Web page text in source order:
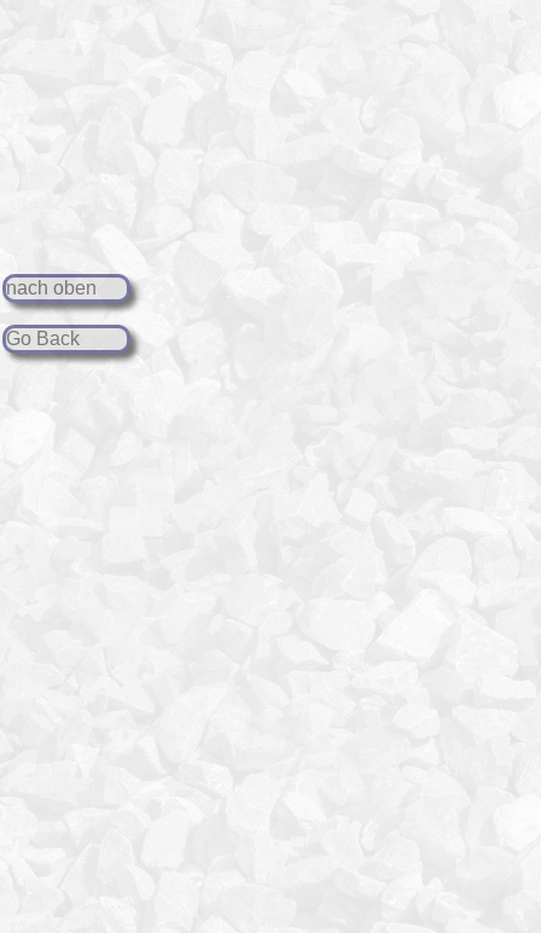
nach oben
Go Back